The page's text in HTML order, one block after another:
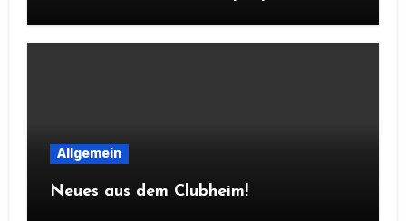
Allgemein
Neues aus dem Clubheim!